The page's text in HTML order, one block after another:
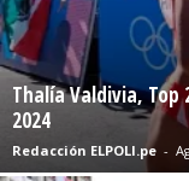
Thalía Valdivia,
2024
Redacción ELPOLI.pe -